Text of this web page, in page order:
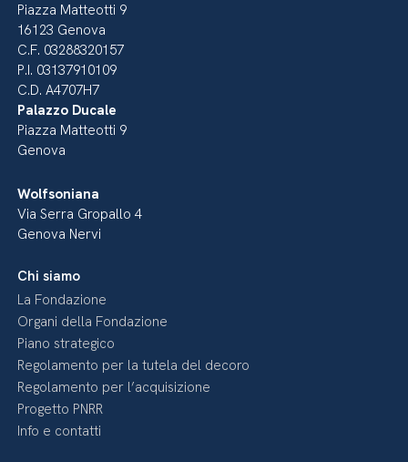
Piazza Matteotti 9
16123 Genova
C.F. 03288320157
P.I. 03137910109
C.D. A4707H7
Palazzo Ducale
Piazza Matteotti 9
Genova
Wolfsoniana
Via Serra Gropallo 4
Genova Nervi
Chi siamo
La Fondazione
Organi della Fondazione
Piano strategico
Regolamento per la tutela del decoro
Regolamento per l’acquisizione
Progetto PNRR
Info e contatti